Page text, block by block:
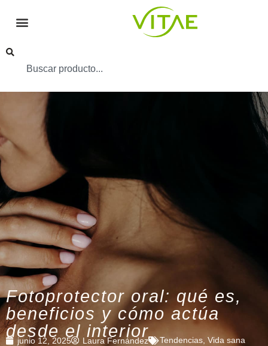
Fotoprotector oral: qué es,
beneficios y cómo actúa
desde el interior
junio 12, 2025 Laura Fernández Tendencias Vida sana